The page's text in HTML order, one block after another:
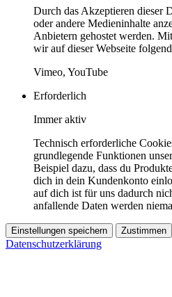
Durch das Akzeptieren dieser
oder andere Medieninhalte
Anbietern gehostet werden.
wir auf dieser Webseite
Vimeo, YouTube
Erforderlich
Immer aktiv
Technisch erforderliche
grundlegende Funktionen
Beispiel dazu, dass du
dich in dein Kundenkonto
auf dich ist für uns dadurch
anfallende Daten werden
Einstellungen speichern Zustimmen
Datenschutzerklärung